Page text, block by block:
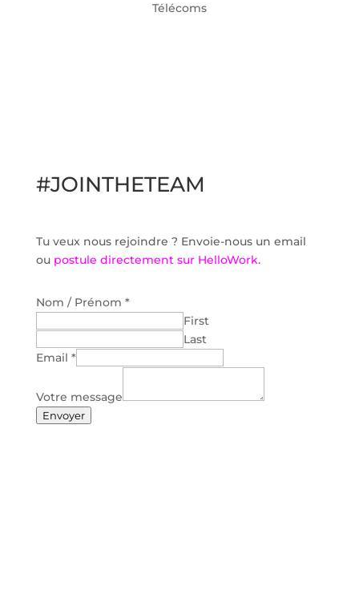
Télécoms
#JOINTHETEAM
Tu veux nous rejoindre ? Envoie-nous un email
ou postule directement sur HelloWork.
Nom / Prénom *
First
Last
Email *
Votre message
Envoyer